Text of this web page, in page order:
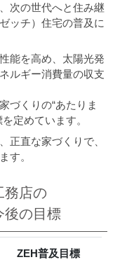
次の世代へと住み継
ッチ）住宅の普及に
能を高め、太陽光発
ルギー消費量の収支
づくりの“あたりま
定めています。
正直な家づくりで、
す。
務店の
後の目標
ZEH普及目標